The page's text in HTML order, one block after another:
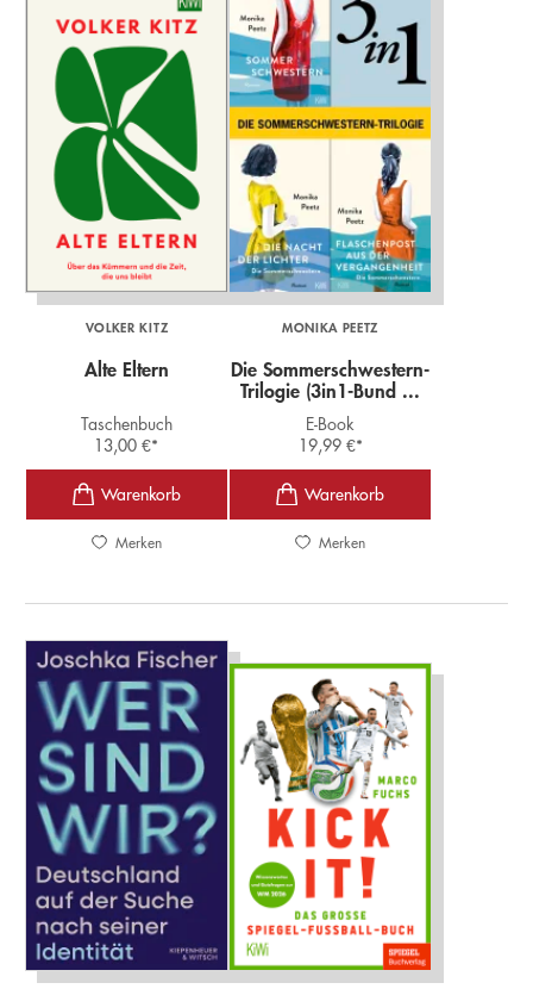
VOLKER KITZ
Alte Eltern
Taschenbuch
13,00€*
Merken
MONIKA PEETZ
Die Sommerschwestern-
Trilogie (3in1-Bund ...
E-Book
19,99 €*
Merken